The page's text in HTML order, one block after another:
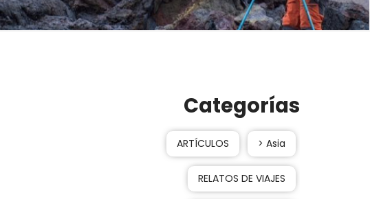
Categorías
> Asia
ARTÍCULOS
RELATOS DE VIAJES